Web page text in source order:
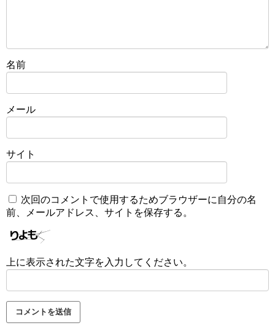
名前
メール
サイト
次回のコメントで使用するためブラウザーに自分の名
前、メールアドレス、サイトを保存する。
上に表示された文字を入力してください。